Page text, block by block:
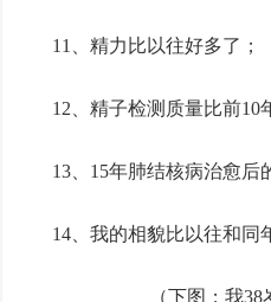
11、精力比以往好多了；
12、精子检测质量比前10
13、15年肺结核病治愈后
14、我的相貌比以往和同
（下图；我